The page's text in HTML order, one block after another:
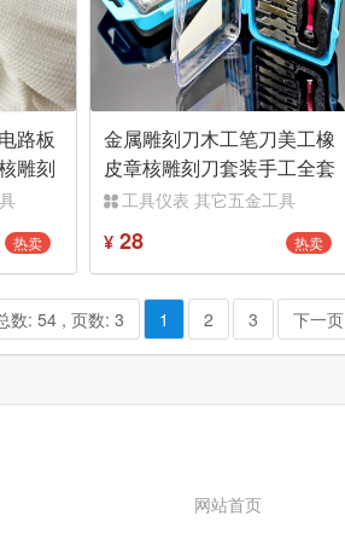
路板
雕刻
热卖
金属雕刻刀木工笔刀美工橡
皮章核雕刻刀套装手工全套
刀片木雕微雕
工具仪表 其它五金工具
¥ 28 热卖
数: 54 , 页数: 3 1 2 3 下一页
网站首页